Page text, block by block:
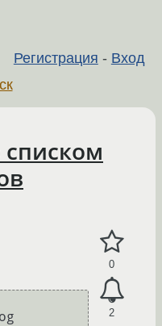
Регистрация - Вход
списком
0
2